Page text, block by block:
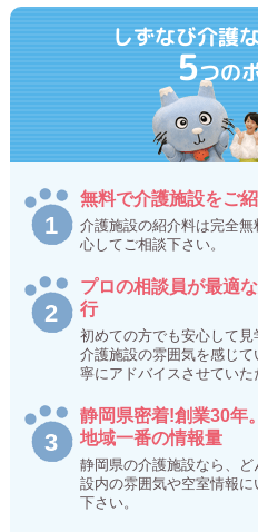
しずなび介護
5つの
無料で介護施設をご
介護施設の紹介料は完全
心してご相談下さい。
プロの相談員が最適
行
初めての方でも安心して見
介護施設の雰囲気を感じ
寧にアドバイスさせていた
静岡県密着!創業30年。
地域一番の情報量
静岡県の介護施設なら、
設内の雰囲気や空室情報
下さい。